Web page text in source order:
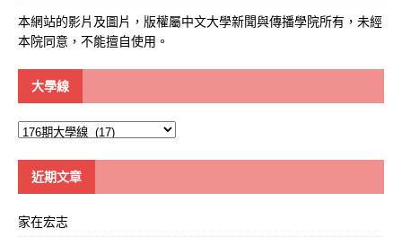
本網站的影片及圖片，版權屬中文大學新聞與傳播學院所有，未經
本院同意，不能擅自使用。
大學線
大
近期文章
家在宏志